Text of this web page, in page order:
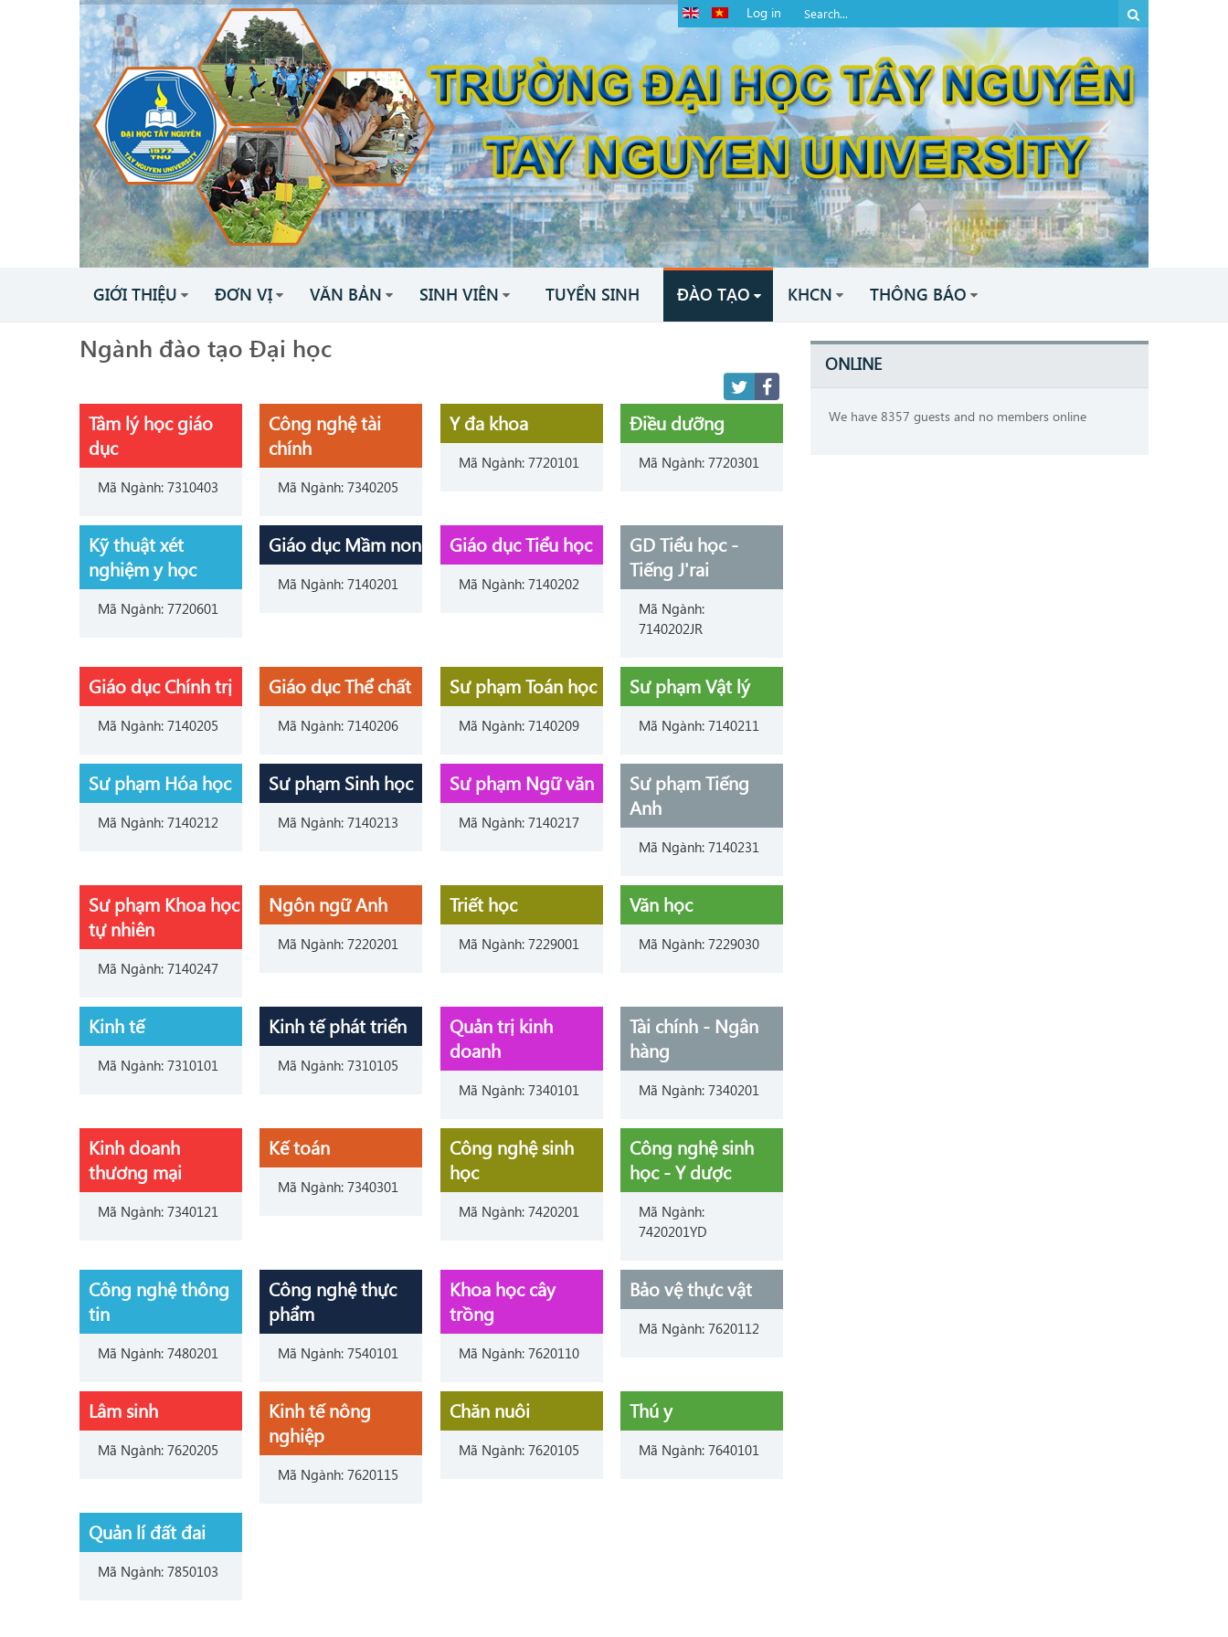
Log in
GIỚI THIỆU ĐƠN VỊ VĂN BẢN SINH VIÊN TUYỂN SINH ĐÀO TẠO KHCN THÔNG BÁO
Ngành đào tạo Đại học
Tâm lý học giáo
dục
Mã Ngành: 7310403
Công nghệ tài
chính
Mã Ngành: 7340205
Y đa khoa
Mã Ngành: 7720101
Điều dưỡng
Mã Ngành: 7720301
Kỹ thuật xét
nghiệm y học
Mã Ngành: 7720601
Giáo dục Mầm non
Mã Ngành: 7140201
Giáo dục Tiểu học
Mã Ngành: 7140202
GD Tiểu học -
Tiếng J'rai
Mã Ngành:
7140202JR
Giáo dục Chính trị
Mã Ngành: 7140205
Giáo dục Thể chất
Mã Ngành: 7140206
Sư phạm Toán học
Mã Ngành: 7140209
Sư phạm Vật lý
Mã Ngành: 7140211
Sư phạm Hóa học
Mã Ngành: 7140212
Sư phạm Sinh học
Mã Ngành: 7140213
Sư phạm Ngữ văn
Mã Ngành: 7140217
Sư phạm Tiếng
Anh
Mã Ngành: 7140231
Sư phạm Khoa học
tự nhiên
Mã Ngành: 7140247
Ngôn ngữ Anh
Mã Ngành: 7220201
Triết học
Mã Ngành: 7229001
Văn học
Mã Ngành: 7229030
Kinh tế
Mã Ngành: 7310101
Kinh tế phát triển
Mã Ngành: 7310105
Quản trị kinh
doanh
Mã Ngành: 7340101
Tài chính - Ngân
hàng
Mã Ngành: 7340201
Kinh doanh
thương mại
Mã Ngành: 7340121
Kế toán
Mã Ngành: 7340301
Công nghệ sinh
học
Mã Ngành: 7420201
Công nghệ sinh
học - Y dược
Mã Ngành:
7420201YD
Công nghệ thông
tin
Mã Ngành: 7480201
Công nghệ thực
phẩm
Mã Ngành: 7540101
Khoa học cây
trồng
Mã Ngành: 7620110
Bảo vệ thực vật
Mã Ngành: 7620112
Lâm sinh
Mã Ngành: 7620205
Kinh tế nông
nghiệp
Mã Ngành: 7620115
Chăn nuôi
Mã Ngành: 7620105
Thú y
Mã Ngành: 7640101
Quản lí đất đai
Mã Ngành: 7850103
ONLINE
We have 8357 guests and no members online